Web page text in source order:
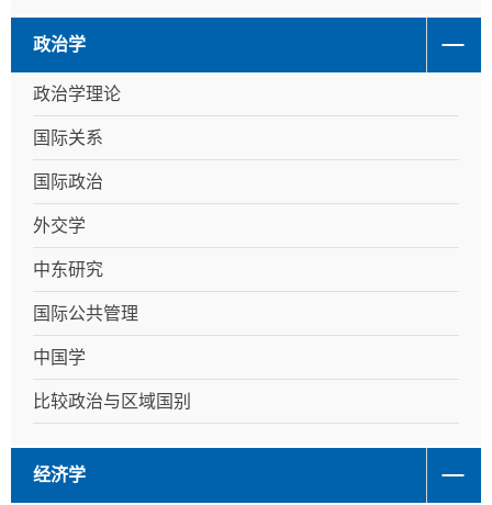
政治学
政治学理论
国际关系
国际政治
外交学
中东研究
国际公共管理
中国学
比较政治与区域国别
经济学